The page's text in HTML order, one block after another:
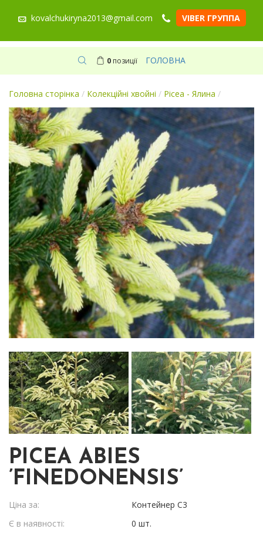
kovalchukiryna2013@gmail.com VIBER ГРУППА
0позиції ГОЛОВНА
Головна сторінка / Колекційні хвойні / Picea - Ялина /
PICEA ABIES
’FINEDONENSIS’
Ціна за:
Контейнер С3
Є в наявності:
0 шт.